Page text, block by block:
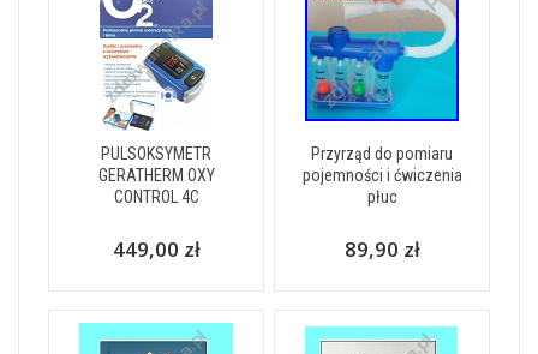
PULSOKSYMETR
GERATHERM OXY
CONTROL 4C
449,00 zł
Przyrząd do pomiaru
pojemności i ćwiczenia
płuc
89,90 zł